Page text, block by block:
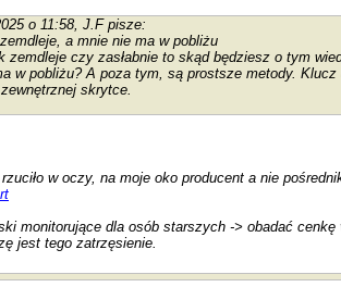
o 11:58, J.F pisze:
a mnie nie ma w pobliżu
zemdleje czy zasłabnie to skąd będziesz o tym
w pobliżu? A poza tym, są prostsze metody. Klucz
skrytce.
w oczy, na moje oko producent a nie
monitorujące dla osób starszych -> obadać cenkę
jest tego zatrzęsienie.